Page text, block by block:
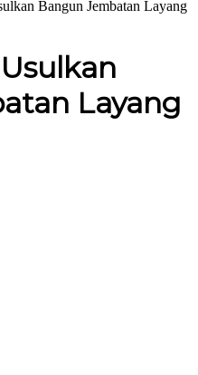
Bangun Jembatan Layang
Layang